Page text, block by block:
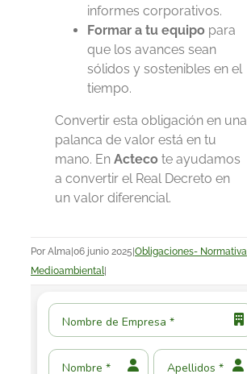
informes corporativos.
Formar a tu equipopara
que los avances sean
sólidos y sostenibles en el
tiempo.
Convertir esta obligación en una
palanca de valor está en tu
mano. En Actecote ayudamos
a convertir el Real Decreto en
un valor diferencial.
Por Alma|06 junio 2025|Obligaciones- Normativa
Medioambiental |